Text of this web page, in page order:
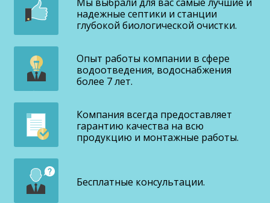
надежные септики и станции
глубокой биологической очистки.
Опыт работы компании в сфере
водоотведения, водоснабжения
более 7 лет.
Компания всегда предоставляет
гарантию качества на всю
продукцию и монтажные работы.
Бесплатные консультации.